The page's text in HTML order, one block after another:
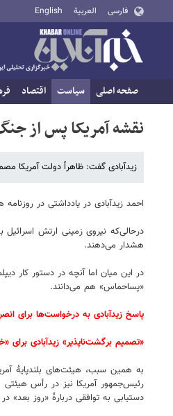
فارسی العربية English
صفحه اصلی سیاست اقتصاد
نقشه آمریکا پس از
زیدآبادی گفت: ظاهراً دولت
احمد زیدآبادی در یادداشتی در
درحالی‌که نیروی زمینی ارتش
هشدار می‌دهند.
در این میان اما آنچه در دستور کار
«پساحماس» هم می‌دانند.
پاسخ زیدآبادی به درخواست‌ها برای
«تصمیم برگشت‌ناپذیر» زیدآبادی برای
به همین سبب، هیئت‌های بلندپایۀ
رئیس‌جمهور آمریکا نیز در رأس
دستیابی به توافقی دربارۀ «روز بعد» در